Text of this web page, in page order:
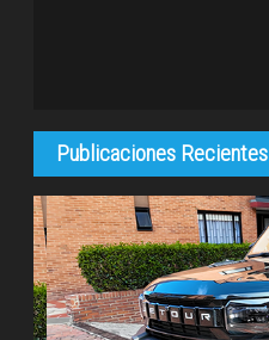
Publicaciones Recientes